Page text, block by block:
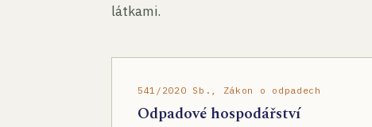
látkami.
541/2020 Sb., Zákon o odpadech
Odpadové hospodářství